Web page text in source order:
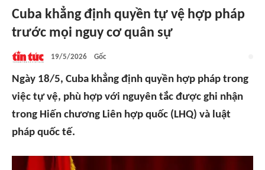
Cuba khẳng định quyền tự vệ hợp pháp
trước mọi nguy cơ quân sự
19/5/2026 Gốc
Ngày 18/5, Cuba khẳng định quyền hợp pháp trong
việc tự vệ, phù hợp với nguyên tắc được ghi nhận
trong Hiến chương Liên hợp quốc (LHQ) và luật
pháp quốc tế.